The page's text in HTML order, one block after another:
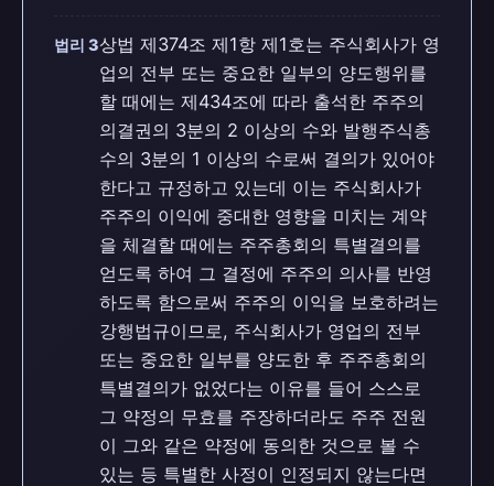
법리 3상법 제374조 제1항 제1호는 주식회사가 영
업의 전부 또는 중요한 일부의 양도행위를
할 때에는 제434조에 따라 출석한 주주의
의결권의 3분의 2 이상의 수와 발행주식총
수의 3분의 1 이상의 수로써 결의가 있어야
한다고 규정하고 있는데 이는 주식회사가
주주의 이익에 중대한 영향을 미치는 계약
을 체결할 때에는 주주총회의 특별결의를
얻도록 하여 그 결정에 주주의 의사를 반영
하도록 함으로써 주주의 이익을 보호하려는
강행법규이므로, 주식회사가 영업의 전부
또는 중요한 일부를 양도한 후 주주총회의
특별결의가 없었다는 이유를 들어 스스로
그 약정의 무효를 주장하더라도 주주 전원
이 그와 같은 약정에 동의한 것으로 볼 수
있는 등 특별한 사정이 인정되지 않는다면